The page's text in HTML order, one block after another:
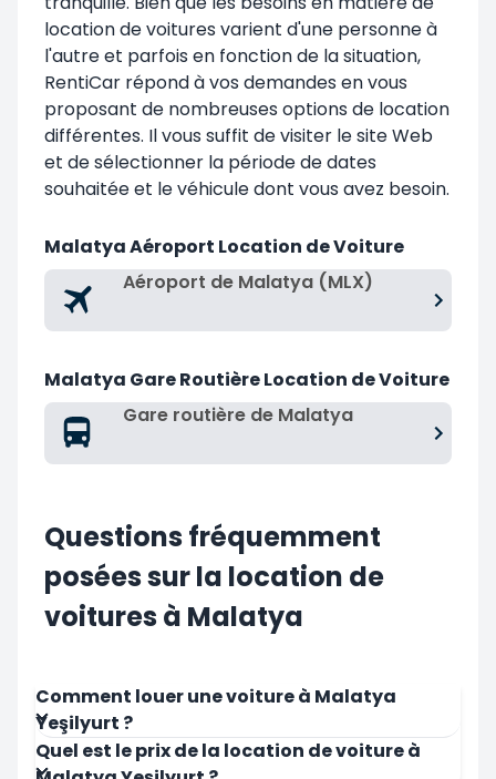
location de voitures varient d'une personne à
l'autre et parfois en fonction de la situation,
RentiCar répond à vos demandes en vous
proposant de nombreuses options de location
différentes. Il vous suffit de visiter le site Web
et de sélectionner la période de dates
souhaitée et le véhicule dont vous avez besoin.
Malatya Aéroport Location de Voiture
Aéroport de Malatya (MLX)
Malatya Gare Routière Location de Voiture
Gare routière de Malatya
Questions fréquemment
posées sur la location de
voitures à Malatya
Comment louer une voiture à Malatya
Yeşilyurt ?
Quel est le prix de la location de voiture à